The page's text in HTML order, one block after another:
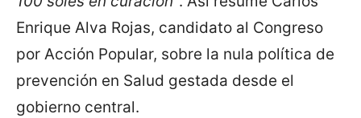
Enrique Alva Rojas, candidato al Congreso
por Acción Popular, sobre la nula política de
prevención en Salud gestada desde el
gobierno central.